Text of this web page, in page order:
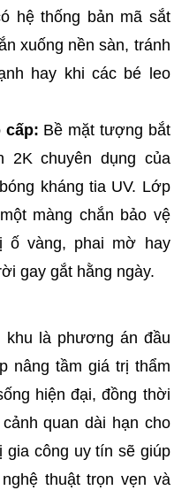
hệ thống bản mã sắt
xuống nền sàn, tránh
hay khi các bé leo
cấp: Bề mặt tượng bắt
2K chuyên dụng của
kháng tia UV. Lớp
màng chắn bảo vệ
ố vàng, phai mờ hay
gay gắt hằng ngày.
khu là phương án đầu
nâng tầm giá trị thẩm
hiện đại, đồng thời
quan dài hạn cho
gia công uy tín sẽ giúp
thuật trọn vẹn và